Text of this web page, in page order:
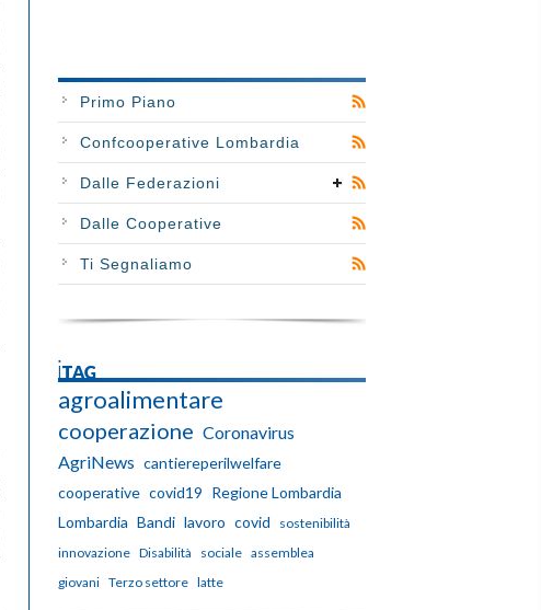
Primo Piano
Confcooperative Lombardia
Dalle Federazioni
Dalle Cooperative
Ti Segnaliamo
iTAG
agroalimentare
cooperazione Coronavirus
AgriNews cantiereperilwelfare
cooperative covid19 Regione Lombardia
Lombardia Bandi lavoro covid
sostenibilità
innovazione Disabilità sociale assemblea
giovani Terzo settore latte